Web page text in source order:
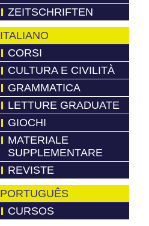
ZEITSCHRIFTEN
ITALIANO
CORSI
CULTURA E CIVILITÀ
GRAMMATICA
LETTURE GRADUATE
GIOCHI
MATERIALE
SUPPLEMENTARE
REVISTE
PORTUGUÊS
CURSOS